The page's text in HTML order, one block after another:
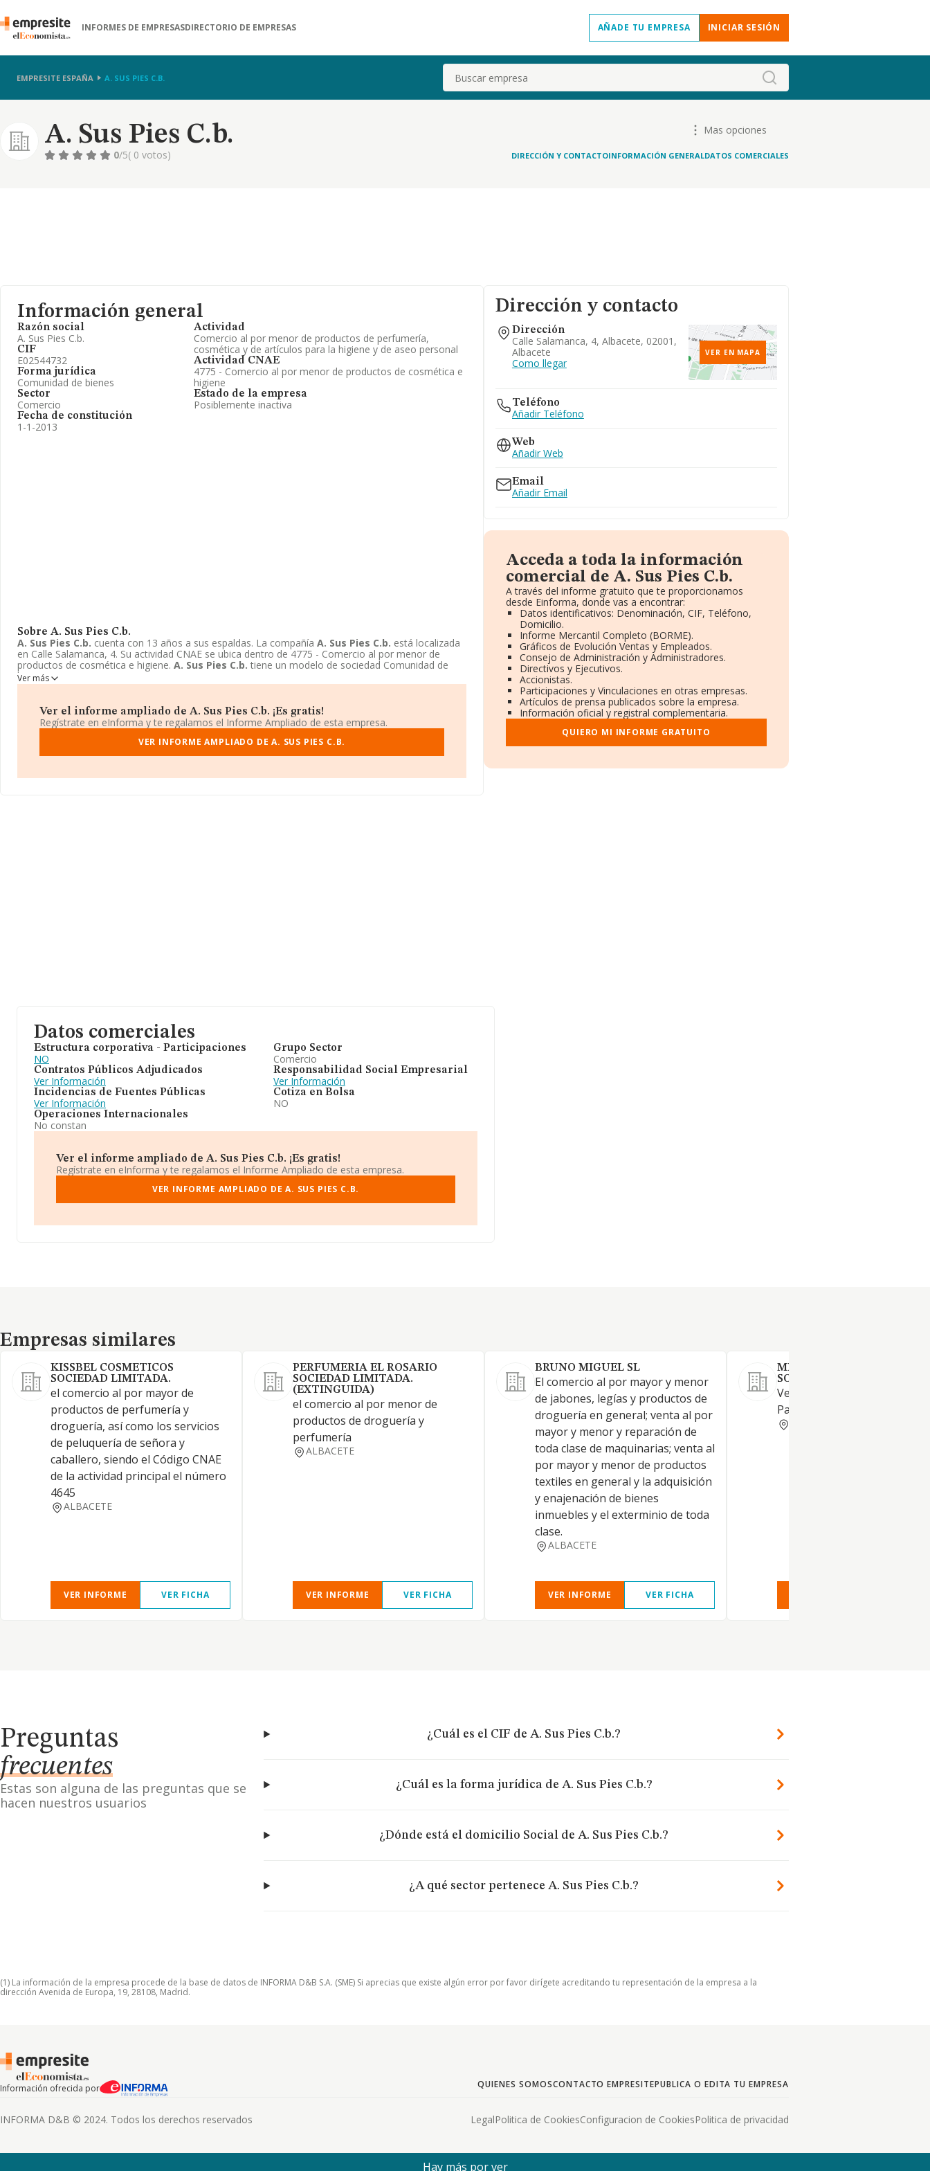
INFORMES DE EMPRESASDIRECTORIO DE EMPRESAS AÑADE TU EMPRESA INICIAR SESIÓN
EMPRESITE ESPAÑA A. SUS PIES C.B. Buscar
A. Sus Pies C.b.
Mas opciones
0/5( 0 votos) DIRECCIÓN Y CONTACTOINFORMACIÓN GENERALDATOS COMERCIALES
Información general
Razón social
A. Sus Pies C.b.
CIF
E02544732
Forma jurídica
Comunidad de bienes
Sector
Comercio
Fecha de constitución
1-1-2013
Actividad
Comercio al por menor de productos de perfumería,
cosmética y de artículos para la higiene y de aseo personal
Actividad CNAE
4775 - Comercio al por menor de productos de cosmética e
higiene
Estado de la empresa
Posiblemente inactiva
Sobre A. Sus Pies C.b.
A. Sus Pies C.b. cuenta con 13 años a sus espaldas. La compañía A. Sus Pies C.b. está localizada
en Calle Salamanca, 4. Su actividad CNAE se ubica dentro de 4775 - Comercio al por menor de
productos de cosmética e higiene. A. Sus Pies C.b. tiene un modelo de sociedad Comunidad de
bienes.
Ver más
Ver el informe ampliado de A. Sus Pies C.b. ¡Es gratis!
Regístrate en eInforma y te regalamos el Informe Ampliado de esta empresa.
VER INFORME AMPLIADO DE A. SUS PIES C.B.
Dirección y contacto
Dirección
Calle Salamanca, 4, Albacete, 02001,
Albacete
Como llegar
VER EN MAPA
Teléfono
Añadir Teléfono
Web
Añadir Web
Email
Añadir Email
Acceda a toda la información
comercial de A. Sus Pies C.b.
A través del informe gratuito que te proporcionamos
desde Einforma, donde vas a encontrar:
Datos identificativos: Denominación, CIF, Teléfono,
Domicilio.
Informe Mercantil Completo (BORME).
Gráficos de Evolución Ventas y Empleados.
Consejo de Administración y Administradores.
Directivos y Ejecutivos.
Accionistas.
Participaciones y Vinculaciones en otras empresas.
Artículos de prensa publicados sobre la empresa.
Información oficial y registral complementaria.
QUIERO MI INFORME GRATUITO
Datos comerciales
Estructura corporativa - Participaciones
NO
Contratos Públicos Adjudicados
Ver Información
Incidencias de Fuentes Públicas
Ver Información
Operaciones Internacionales
No constan
Grupo Sector
Comercio
Responsabilidad Social Empresarial
Ver Información
Cotiza en Bolsa
NO
Ver el informe ampliado de A. Sus Pies C.b. ¡Es gratis!
Regístrate en eInforma y te regalamos el Informe Ampliado de esta empresa.
VER INFORME AMPLIADO DE A. SUS PIES C.B.
Empresas similares
Empresas similares
KISSBEL COSMETICOS
SOCIEDAD LIMITADA.
el comercio al por mayor de
productos de perfumería y
droguería, así como los servicios
de peluquería de señora y
caballero, siendo el Código CNAE
de la actividad principal el número
4645
ALBACETE
VER INFORME VER FICHA
PERFUMERIA EL ROSARIO
SOCIEDAD LIMITADA.
(EXTINGUIDA)
el comercio al por menor de
productos de droguería y
perfumería
ALBACETE
VER INFORME VER FICHA
BRUNO MIGUEL SL
El comercio al por mayor y menor
de jabones, legías y productos de
droguería en general; venta al por
mayor y menor y reparación de
toda clase de maquinarias; venta al
por mayor y menor de productos
textiles en general y la adquisición
y enajenación de bienes
inmuebles y el exterminio de toda
clase.
ALBACETE
VER INFORME VER FICHA
MIFARMA TIENDA ONLINE
SOCIEDAD LIMITADA.
Venta online de articulos de
Parafarmacia.
Preguntas
frecuentes
Estas son alguna de las preguntas que se
hacen nuestros usuarios
¿Cuál es el CIF de A. Sus Pies C.b.?
¿Cuál es la forma jurídica de A. Sus Pies C.b.?
¿Dónde está el domicilio Social de A. Sus Pies C.b.?
¿A qué sector pertenece A. Sus Pies C.b.?
(1) La información de la empresa procede de la base de datos de INFORMA D&B S.A. (SME) Si aprecias que existe algún error por favor dirígete acreditando tu representación de la empresa a la
dirección Avenida de Europa, 19, 28108, Madrid.
Información ofrecida por QUIENES SOMOSCONTACTO EMPRESITEPUBLICA O EDITA TU EMPRESA
INFORMA D&B © 2024. Todos los derechos reservados LegalPolitica de CookiesConfiguracion de CookiesPolitica de privacidad
Hay más por ver